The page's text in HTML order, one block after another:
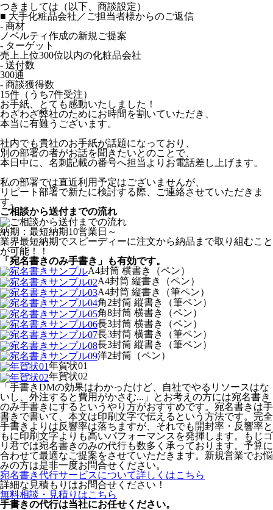
つきましては（以下、商談設定）
■ 大手化粧品会社／ご担当者様からのご返信
- 商材
ノベルティ作成の新規ご提案
- ターゲット
売上上位300位以内の化粧品会社
- 送付数
300通
- 商談獲得数
15件（うち7件受注）
お手紙、とても感動いたしました！
わざわざ弊社のためにお時間を割いていただき、
本当に有難うございます。
社内でも貴社のお手紙が話題になっており、
別の部署の者がお話を聞きたいとのことで、
本日中に、名刺記載の番号へ担当よりお電話差し上げます。
私の部署では直近利用予定はございませんが、
リピート部署で新たに検討する際、ご連絡させていただきま
す。
ご相談から送付までの流れ
納期：最短納期10営業日～
業界最短納期でスピーディーに注文から納品まで取り組むこと
が可能！！
「宛名書きのみ手書き」も有効です。
A4封筒 横書き（ペン）
A4封筒 縦書き（ペン）
A4封筒 縦書き（筆ペン）
角2封筒 縦書き（筆ペン）
角8封筒 横書き（ペン）
長3封筒 横書き（ペン）
長3封筒 横書き（筆ペン）
長3封筒 縦書き（筆ペン）
洋2封筒（ペン）
年賀状01
年賀状02
「手書きDMの効果はわかったけど、自社でやるリソースはな
いし、外注すると費用がかさむ...」とお考えの方には宛名書き
のみ手書きにするというやり方がおすすめです。宛名書きは手
書きで書いて、本文は印刷文字で伝えるという方法です。完全
手書きよりは反響率は落ちますが、それでも開封率・反響率と
もに印刷文字よりも高いパフォーマンスを発揮します。もじゴ
リ君では宛名書きのみの代行も数多く承っております。予算に
合わせて最適なご提案をさせていただきます。新規営業でお悩
みの方は是非一度お問合せください。
宛名書き代行サービスについて詳しくはこちら
詳細な見積もりはお問合せください！
無料相談・見積りはこちら
手書きの代行は当社にお任せください。